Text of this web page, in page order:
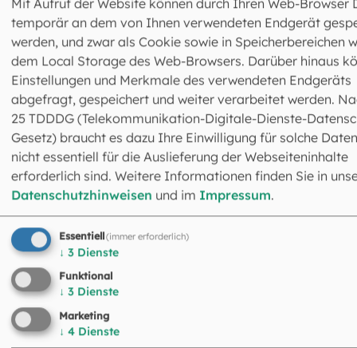
Erzdiözese München und Freising wenden Sie sich bitte
das Sekretariat„ Ehevorbereitung“ im Fachbereich
Ehevorbereitung und -begleitung. Eine Liste der
deutschlandweiten Anbieter finden Sie auf den Info-
zuEPL .
Fachbereich Ehevorbereitung und -
begleitung
Leitung: Markus Reischl
089 2137-1549
089 2137-274313
temporär an dem von Ihnen verwendeten Endgerät
werden, und zwar als Cookie sowie in Speicherbereichen
dem Local Storage des Web-Browsers. Darüber hinaus
Einstellungen und Merkmale des verwendeten Endgeräts
abgefragt, gespeichert und weiter verarbeitet werden.
25 TDDDG (Telekommunikation-Digitale-Dienste-
Gesetz) braucht es dazu Ihre Einwilligung für solche
nicht essentiell für die Auslieferung der Webseiteninhalte
erforderlich sind. Weitere Informationen finden Sie in
Datenschutzhinweisen und im Impressum.
Essentiell(immer erforderlich)
↓ 3 Dienste
Funktional
↓ 3 Dienste
Marketing
↓ 4 Dienste